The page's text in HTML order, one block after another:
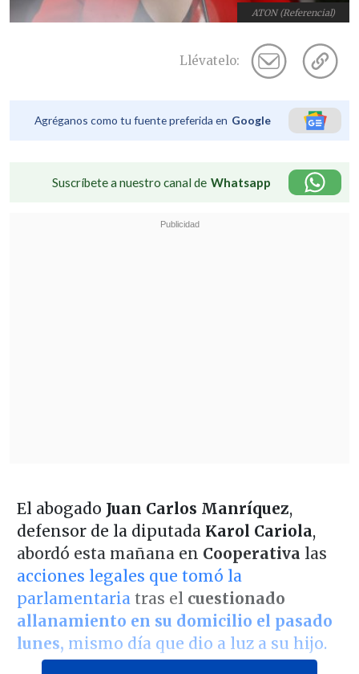
ATON (Referencial)
Llévatelo:
Agréganos como tu fuente preferida en Google
Suscríbete a nuestro canal de Whatsapp
El abogado Juan Carlos Manríquez,
defensor de la diputada Karol Cariola,
abordó esta mañana en Cooperativa las
acciones legales que tomó la
parlamentariatras el cuestionado
allanamiento en su domicilio el pasado
lunes, mismo día que dio a luz a su hijo.